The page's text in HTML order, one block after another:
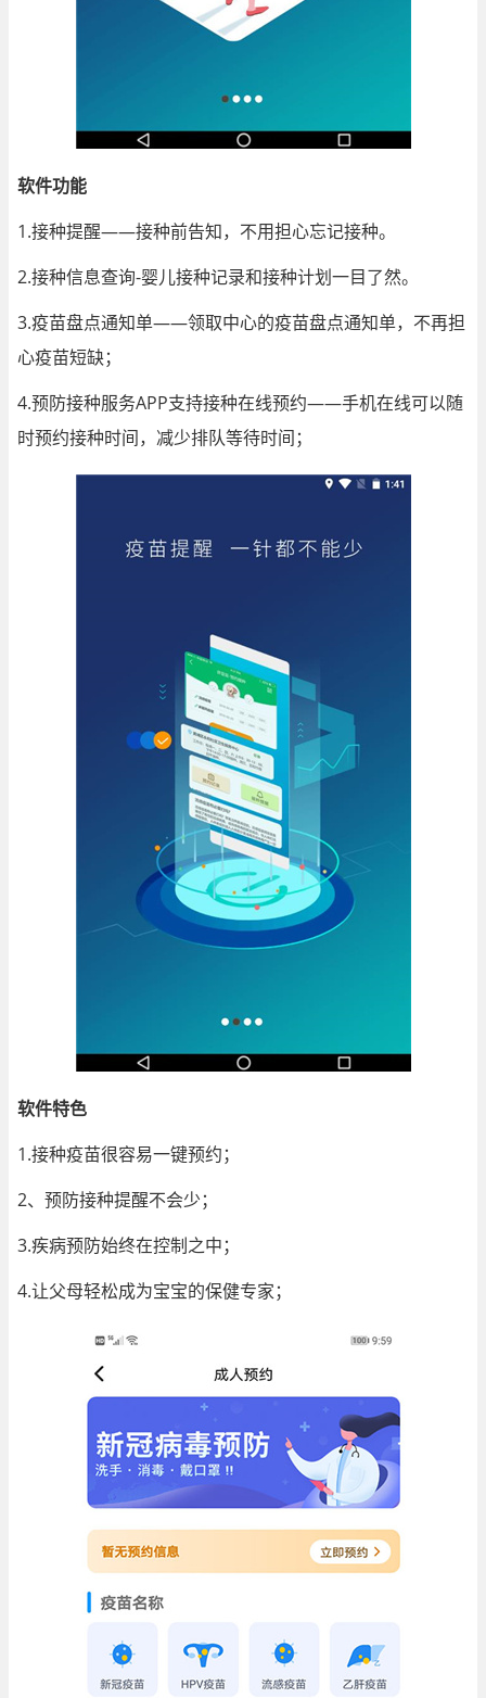
软件功能
1.接种提醒——接种前告知，不用担心忘记接种。
2.接种信息查询-婴儿接种记录和接种计划一目了然。
3.疫苗盘点通知单——领取中心的疫苗盘点通知单，不再担
心疫苗短缺；
4.预防接种服务APP支持接种在线预约——手机在线可以随
时预约接种时间，减少排队等待时间；
软件特色
1.接种疫苗很容易一键预约；
2、预防接种提醒不会少；
3.疾病预防始终在控制之中；
4.让父母轻松成为宝宝的保健专家；